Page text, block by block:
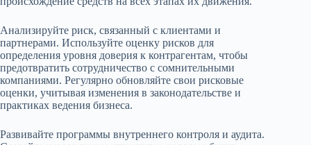
Анализируйте риск, связанный с клиентами и
партнерами. Используйте оценку рисков для
определения уровня доверия к контрагентам, чтобы
предотвратить сотрудничество с сомнительными
компаниями. Регулярно обновляйте свои рисковые
оценки, учитывая изменения в законодательстве и
практиках ведения бизнеса.
Развивайте программы внутреннего контроля и аудита.